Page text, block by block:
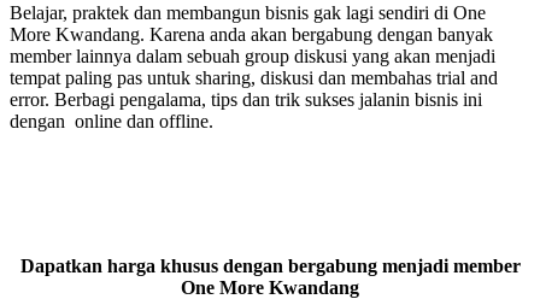
Belajar, praktek dan membangun bisnis gak lagi sendiri di One
More Kwandang. Karena anda akan bergabung dengan banyak
member lainnya dalam sebuah group diskusi yang akan menjadi
tempat paling pas untuk sharing, diskusi dan membahas trial and
error. Berbagi pengalama, tips dan trik sukses jalanin bisnis ini
dengan online dan offline.
Dapatkan harga khusus dengan bergabung menjadi member
One More Kwandang